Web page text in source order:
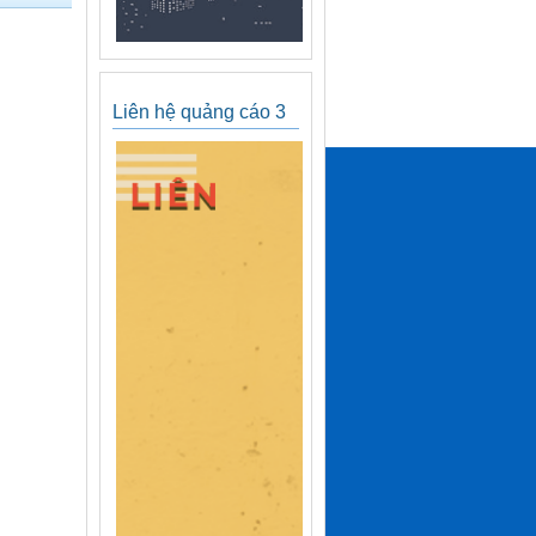
Liên hệ quảng cáo 3